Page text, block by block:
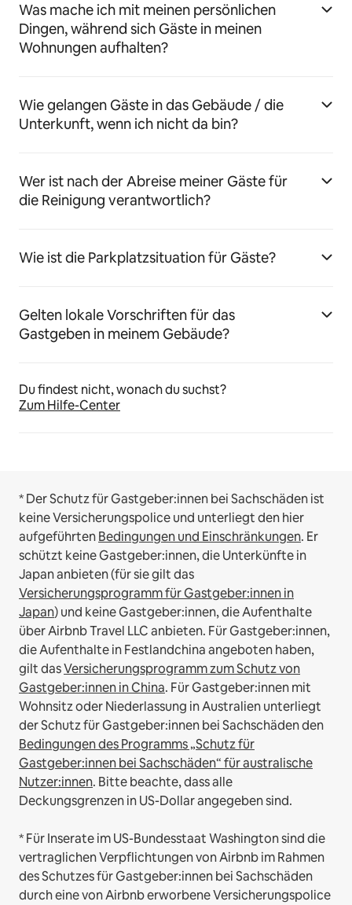
Was mache ich mit meinen persönlichen
Dingen, während sich Gäste in meinen
Wohnungen aufhalten?
Wie gelangen Gäste in das Gebäude / die
Unterkunft, wenn ich nicht da bin?
Wer ist nach der Abreise meiner Gäste für
die Reinigung verantwortlich?
Wie ist die Parkplatzsituation für Gäste?
Gelten lokale Vorschriften für das
Gastgeben in meinem Gebäude?
Du findest nicht, wonach du suchst?
Zum Hilfe-Center
* Der Schutz für Gastgeber:innen bei Sachschäden ist
keine Versicherungspolice und unterliegt den hier
aufgeführtenBedingungen und Einschränkungen. Er
schützt keine Gastgeber:innen, die Unterkünfte in
Japan anbieten (für sie gilt das
Versicherungsprogramm für Gastgeber:innen in
Japan) und keine Gastgeber:innen, die Aufenthalte
über Airbnb Travel LLC anbieten. Für Gastgeber:innen,
die Aufenthalte in Festlandchina angeboten haben,
gilt dasVersicherungsprogramm zum Schutz von
Gastgeber:innen in China. Für Gastgeber:innen mit
Wohnsitz oder Niederlassung in Australien unterliegt
der Schutz für Gastgeber:innen bei Sachschäden den
Bedingungen des Programms „Schutz für
Gastgeber:innen bei Sachschäden“ für australische
Nutzer:innen. Bitte beachte, dass alle
Deckungsgrenzen in US-Dollar angegeben sind.
* Für Inserate im US-Bundesstaat Washington sind die
vertraglichen Verpflichtungen von Airbnb im Rahmen
des Schutzes für Gastgeber:innen bei Sachschäden
durch eine von Airbnb erworbene Versicherungspolice